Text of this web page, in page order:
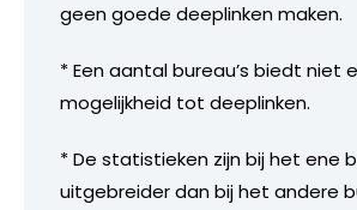
geen goede deeplinken maken.
* Een aantal bureau’s biedt niet
mogelijkheid tot deeplinken.
* De statistieken zijn bij het ene
uitgebreider dan bij het andere